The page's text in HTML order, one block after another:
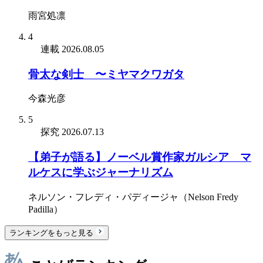
雨宮処凛
4
連載 2026.08.05
骨太な剣士 〜ミヤマクワガタ
今森光彦
5
探究 2026.07.13
【弟子が語る】ノーベル賞作家ガルシア゠マ
ルケスに学ぶジャーナリズム
ネルソン・フレディ・パディージャ（Nelson Fredy
Padilla）
ランキングをもっと見る